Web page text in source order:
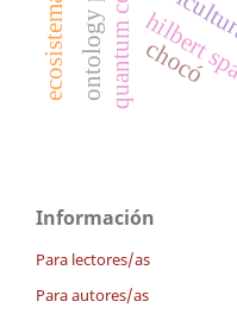
hilbert
chocó
Información
Para lectores/as
Para autores/as